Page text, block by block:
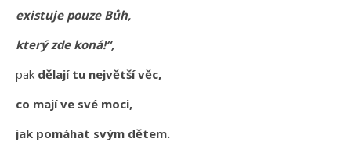
existuje pouze Bůh,
který zde koná!“,
pak dělají tu největší věc,
co mají ve své moci,
jak pomáhat svým dětem.